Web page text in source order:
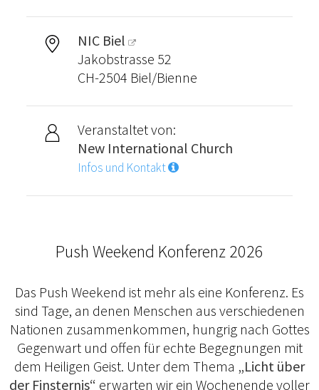
NIC Biel
Jakobstrasse 52
CH-2504 Biel/Bienne
Veranstaltet von:
New International Church
Infos und Kontakt
Push Weekend Konferenz 2026
Das Push Weekend ist mehr als eine Konferenz. Es
sind Tage, an denen Menschen aus verschiedenen
Nationen zusammenkommen, hungrig nach Gottes
Gegenwart und offen für echte Begegnungen mit
dem Heiligen Geist. Unter dem Thema „Licht über
der Finsternis“ erwarten wir ein Wochenende voller